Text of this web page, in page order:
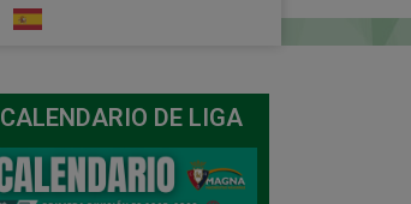
CALENDARIO DE LIGA